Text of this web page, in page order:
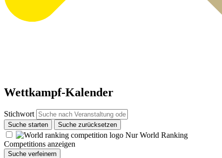
Wettkampf-Kalender
Stichwort
Suche starten Suche zurücksetzen
Nur World Ranking
Competitions anzeigen
Suche verfeinern